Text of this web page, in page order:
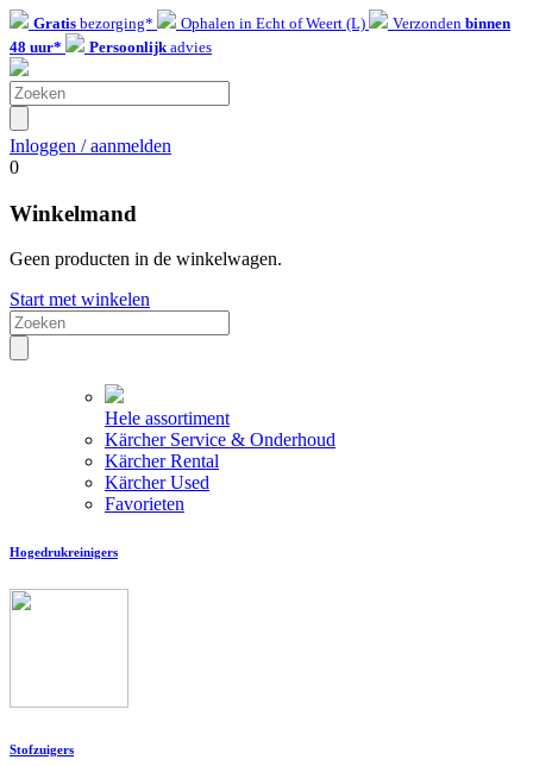
Gratis bezorging* Ophalen in Echt of Weert (L) Verzonden binnen
48 uur*
Persoonlijkadvies
Inloggen / aanmelden
0
Winkelmand
Geen producten in de winkelwagen.
Start met winkelen
Hele assortiment
Kärcher Service & Onderhoud
Kärcher Rental
Kärcher Used
Favorieten
Hogedrukreinigers
Stofzuigers